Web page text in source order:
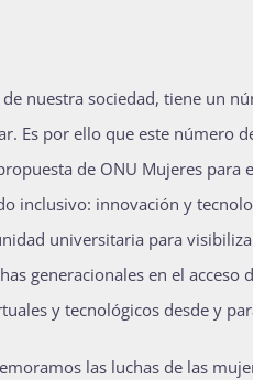
nuestra sociedad, tiene un
Es por ello que este número
de ONU Mujeres
inclusivo: innovación y
universitaria para
generacionales en el
y tecnológicos desde y
las luchas de las